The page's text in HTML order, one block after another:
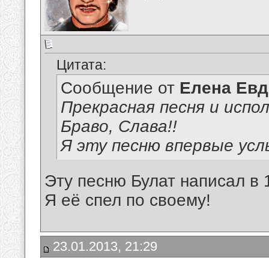
Цитата:
Сообщение от Елена
Прекрасная песня и
Браво, Слава!!
Я эту песню впервые
Эту песню Булат написал в
Я её спел по своему!
23.01.2013, 21:29